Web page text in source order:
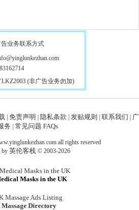
业务联系方式
(非广告业务勿加)
免责声明 隐私条款 发贴规则 联系我们
广
务 常见问题 FAQs
all rights reserved
by 英伦客栈 © 2003-2026
Masks in the UK
Massage Directory